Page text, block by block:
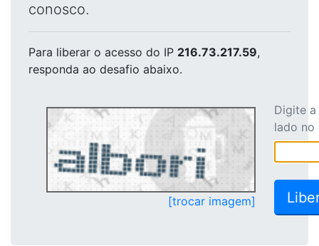
conosco.
Para liberar o acesso do IP 216.73.217.59,
responda ao desafio abaixo.
[trocar imagem]
Digite
lado no